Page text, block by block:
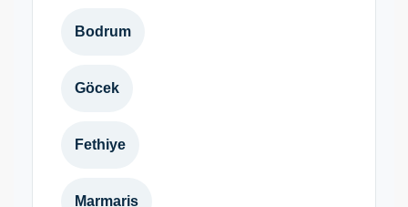
Bodrum
Göcek
Fethiye
Marmaris